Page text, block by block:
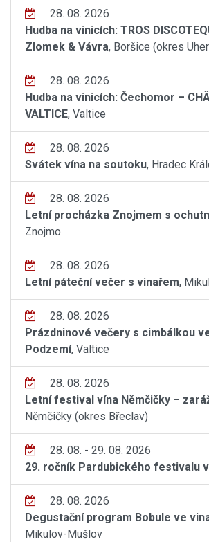
28. 08. 2026
Hudba na vinicích: TROS
Zlomek & Vávra, Boršice (okres
28. 08. 2026
Hudba na vinicích: Čechomor –
VALTICE, Valtice
28. 08. 2026
Svátek vína na soutoku, Hradec
28. 08. 2026
Letní procházka Znojmem s
Znojmo
28. 08. 2026
Letní páteční večer s vinařem,
28. 08. 2026
Prázdninové večery s cimbálkou
Podzemí, Valtice
28. 08. 2026
Letní festival vína Němčičky –
Němčičky (okres Břeclav)
28. 08. - 29. 08. 2026
29. ročník Pardubického festivalu
28. 08. 2026
Degustační program Bobule ve
Mikulov-Mušlov